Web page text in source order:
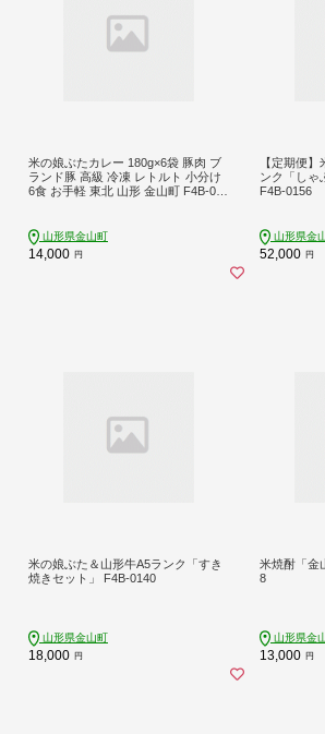
米の娘ぶたカレー 180g×6袋 豚肉 ブ
ランド豚 高級 冷凍 レトルト 小分け
6食 お手軽 東北 山形 金山町 F4B-082
山形県金山町
14,000 円
【定期便
ンク「しゃ
F4B-0156
山形県金
52,000 円
米の娘ぶた＆山形牛A5ランク「すき
焼きセット」 F4B-0140
山形県金山町
18,000 円
米焼酎「金
8
山形県金
13,000 円